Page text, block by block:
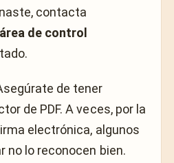
contacta
área de control
de tener
de PDF. A veces, por la
electrónica, algunos
no lo reconocen bien.